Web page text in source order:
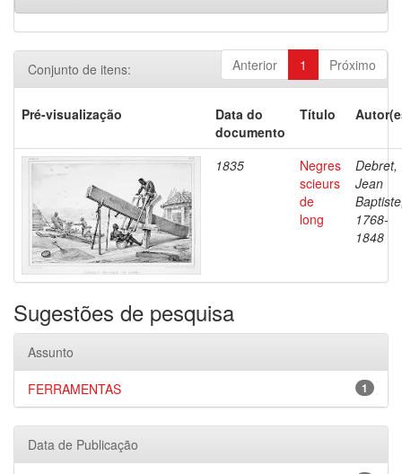
Anterior 1 Próximo
Conjunto de itens:
Pré-visualização
Data do
documento
Título
1835
Negres
scieurs
de
long
Debret,
Jean
1768-
1848
Sugestões de pesquisa
Assunto
1
FERRAMENTAS
Data de Publicação